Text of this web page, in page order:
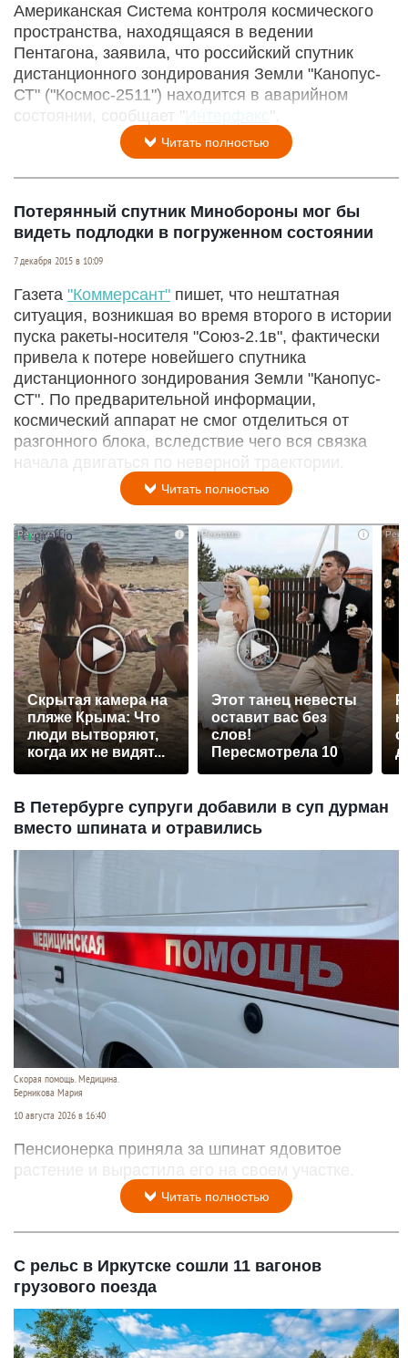
Американская Система контроля космического
пространства, находящаяся в ведении
Пентагона, заявила, что российский спутник
дистанционного зондирования Земли "Канопус-
СТ" ("Космос-2511") находится в аварийном
состоянии, сообщает "Интерфакс ".
Читать полностью
Потерянный спутник Минобороны мог бы
видеть подлодки в погруженном состоянии
7 декабря 2015 в 10:09
Газета "Коммерсант" пишет, что нештатная
ситуация, возникшая во время второго в истории
пуска ракеты-носителя "Союз-2.1в", фактически
привела к потере новейшего спутника
дистанционного зондирования Земли "Канопус-
СТ". По предварительной информации,
космический аппарат не смог отделиться от
разгонного блока, вследствие чего вся связка
начала двигаться по неверной траектории.
Читать полностью
i
Скрытая камера на
пляже Крыма: Что
люди вытворяют,
когда их не видят...
i
Этот танец невесты
оставит вас без
слов!
Пересмотрела 10
В Петербурге супруги добавили в суп дурман
вместо шпината и отравились
Скорая помощь. Медицина.
Берникова Мария
10 августа 2026 в 16:40
Пенсионерка приняла за шпинат ядовитое
растение и вырастила его на своем участке.
Читать полностью
С рельс в Иркутске сошли 11 вагонов
грузового поезда